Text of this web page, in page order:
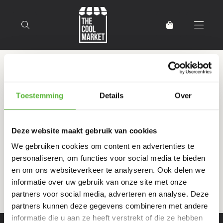
Toestemming Details Over
Deze website maakt gebruik van cookies
We gebruiken cookies om content en advertenties te
personaliseren, om functies voor social media te bieden
en om ons websiteverkeer te analyseren. Ook delen we
informatie over uw gebruik van onze site met onze
partners voor social media, adverteren en analyse. Deze
partners kunnen deze gegevens combineren met andere
informatie die u aan ze heeft verstrekt of die ze hebben
Producten getagd met Stimp
stamp
Filter Sorteer